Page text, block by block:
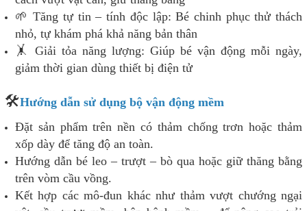
🌱 Tăng tự tin – tính độc lập: Bé chinh phục thử thách
nhỏ, tự khám phá khả năng bản thân
🤸 Giải tỏa năng lượng: Giúp bé vận động mỗi ngày,
giảm thời gian dùng thiết bị điện tử
🛠️Hướng dẫn sử dụng bộ vận động mềm
Đặt sản phẩm trên nền có thảm chống trơn hoặc thảm
xốp dày để tăng độ an toàn.
Hướng dẫn bé leo – trượt – bò qua hoặc giữ thăng bằng
trên vòm cầu vồng.
Kết hợp các mô-đun khác như thảm vượt chướng ngại